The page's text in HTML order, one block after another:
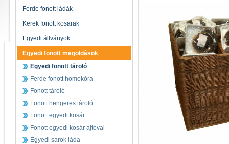
Ferde fonott ládák
Kerek fonott kosarak
Egyedi állványok
Egyedi fonott megoldások
Egyedi fonott tároló
Ferde fonott homokóra
Fonott tároló
Fonott hengeres tároló
Fonott egyedi kosár
Fonott egyedi kosár ajtóval
Egyedi sarok láda